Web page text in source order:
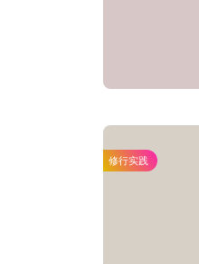
修行实践